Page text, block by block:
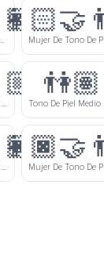
Moreno Hombre Tomados De La Mano
Tono De Piel Medio Mujer Y Tono De Piel Claro Medio Hombre Tomados De La Mano
👫🏽
Tono De Piel Medio Moreno Mujer Y Tono De Piel Moreno Hombre Tomados De La Mano